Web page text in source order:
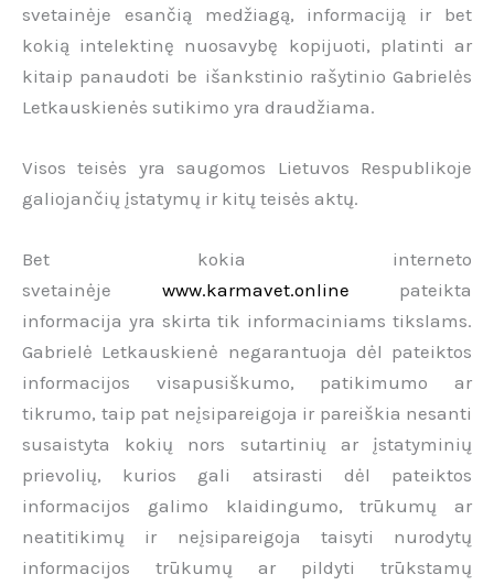
svetainėje esančią medžiagą, informaciją ir bet
kokią intelektinę nuosavybę kopijuoti, platinti ar
kitaip panaudoti be išankstinio rašytinio Gabrielės
Letkauskienės sutikimo yra draudžiama.
Visos teisės yra saugomos Lietuvos Respublikoje
galiojančių įstatymų ir kitų teisės aktų.
Bet kokia interneto
svetainėje www.karmavet.online pateikta
informacija yra skirta tik informaciniams tikslams.
Gabrielė Letkauskienė negarantuoja dėl pateiktos
informacijos visapusiškumo, patikimumo ar
tikrumo, taip pat neįsipareigoja ir pareiškia nesanti
susaistyta kokių nors sutartinių ar įstatyminių
prievolių, kurios gali atsirasti dėl pateiktos
informacijos galimo klaidingumo, trūkumų ar
neatitikimų ir neįsipareigoja taisyti nurodytų
informacijos trūkumų ar pildyti trūkstamų